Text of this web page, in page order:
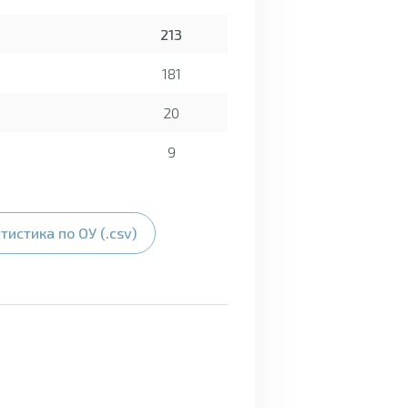
213
181
20
9
по ОУ (.csv)